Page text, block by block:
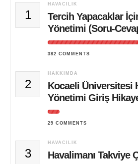
1
HAVACILIK
Tercih Yapacaklar
Yönetimi (Soru-
382 COMMENTS
2
HAKKIMDA
Kocaeli Üniversitesi
Yönetimi Giriş
29 COMMENTS
3
HAVACILIK
Havalimanı Takviye